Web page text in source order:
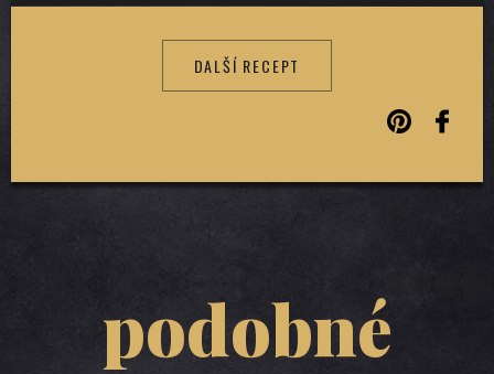
DALŠÍ RECEPT
podobné